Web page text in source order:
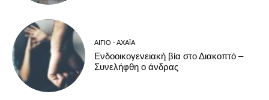
ΑΊΓΙΟ - ΑΧΑΪ́Α
Ενδοοικογενειακή βία στο Διακοπτό –
Συνελήφθη ο άνδρας